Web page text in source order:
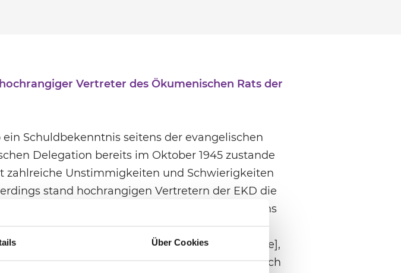
Über Cookies
Vertreter des Ökumenischen Rats der
Schuldbekenntnis seitens der evangelischen
Delegation bereits im Oktober 1945 zustande
zahlreiche Unstimmigkeiten und Schwierigkeiten
stand hochrangigen Vertretern der EKD die
Kirche klar vor Augen: Pastor Hans
in einem Brief an den Generalsekretär des
dass man »guter Zuversicht sein [könne],
aufgehäuften Schuld »bereiter sein wird als nach